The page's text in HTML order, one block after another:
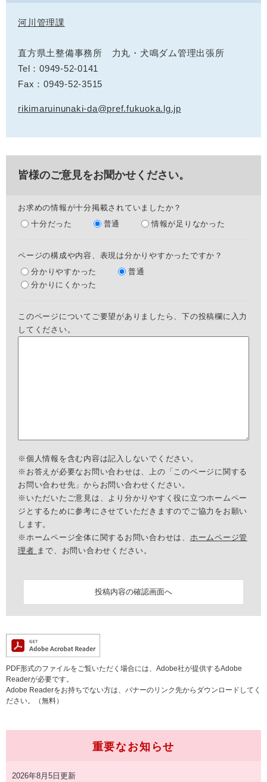
河川管理課
直方県土整備事務所 力丸・犬鳴ダム管理出張所
Tel：0949-52-0141
Fax：0949-52-3515
rikimaruinunaki-da@pref.fukuoka.lg.jp
皆様のご意見をお聞かせください。
お求めの情報が十分掲載されていましたか？
十分だった
普通 情報が足りなかった
ページの構成や内容、表現は分かりやすかったですか？
分かりやすかった
普通
分かりにくかった
このページについてご要望がありましたら、下の投稿欄に入力
してください。
※個人情報を含む内容は記入しないでください。
※お答えが必要なお問い合わせは、上の「このページに関する
お問い合わせ先」からお問い合わせください。
※いただいたご意見は、より分かりやすく役に立つホームペー
ジとするために参考にさせていただきますのでご協力をお願い
します。
※ホームページ全体に関するお問い合わせは、 ホームページ管
理者 まで、お問い合わせください。
PDF形式のファイルをご覧いただく場合には、Adobe社が提供するAdobe
Readerが必要です。
Adobe Readerをお持ちでない方は、バナーのリンク先からダウンロードしてく
ださい。（無料）
重要なお知らせ
2026年8月5日更新